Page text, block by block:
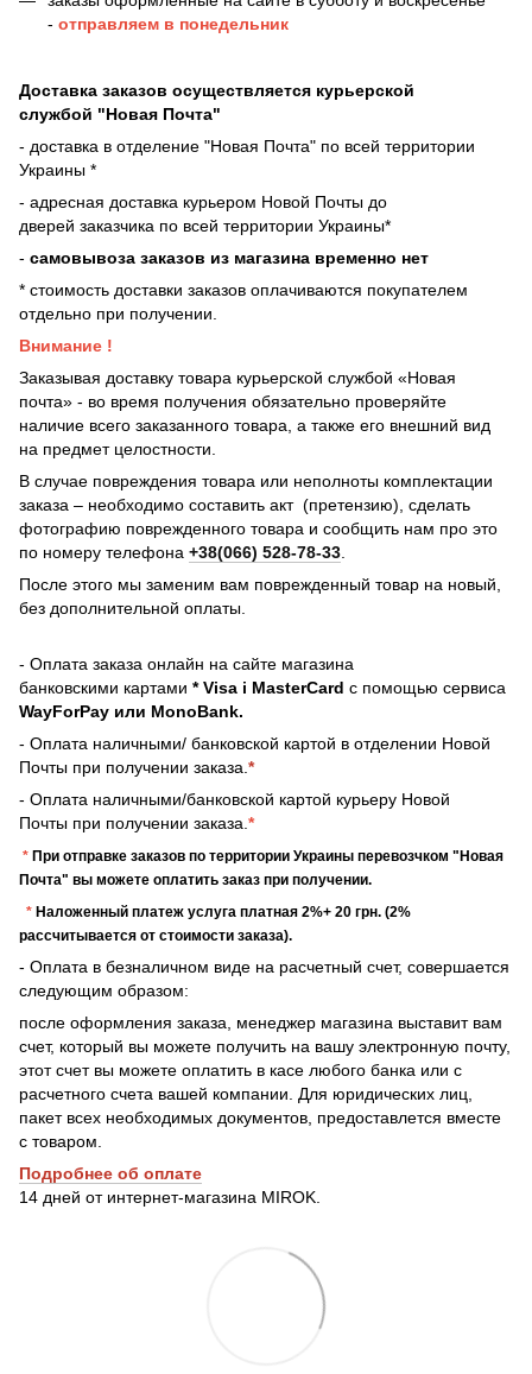
- отправляем в понедельник
Доставка заказов осуществляется курьерской
службой "Новая Почта"
- доставка в отделение "Новая Почта" по всей территории
Украины *
- адресная доставка курьером Новой Почты до
дверей заказчика по всей территории Украины*
- самовывоза заказов из магазина временно нет
* стоимость доставки заказов оплачиваются покупателем
отдельно при получении.
Внимание !
Заказывая доставку товара курьерской службой «Новая
почта» - во время получения обязательно проверяйте
наличие всего заказанного товара, а также его внешний вид
на предмет целостности.
В случае повреждения товара или неполноты комплектации
заказа – необходимо составить акт (претензию), сделать
фотографию поврежденного товара и сообщить нам про это
по номеру телефона +38(066) 528-78-33
После этого мы заменим вам поврежденный товар на новый,
без дополнительной оплаты.
- Оплата заказа онлайн на сайте магазина
банковскими картами * Visa і MasterCard с помощью сервиса
WayForPay или MonoBank.
- Оплата наличными/ банковской картой в отделении Новой
Почты при получении заказа. *
- Оплата наличными/банковской картой курьеру Новой
Почты при получении заказа. *
* При отправке заказов по территории Украины перевозчком "Новая
Почта" вы можете оплатить заказ при получении.
* Наложенный платеж услуга платная 2%+ 20 грн. (2%
рассчитывается от стоимости заказа).
- Оплата в безналичном виде на расчетный счет, совершается
следующим образом:
после оформления заказа, менеджер магазина выставит вам
счет, который вы можете получить на вашу электронную почту,
этот счет вы можете оплатить в касе любого банка или с
расчетного счета вашей компании. Для юридических лиц,
пакет всех необходимых документов, предоставлется вместе
с товаром.
Подробнее об оплате
14 дней от интернет-магазина MIROK.